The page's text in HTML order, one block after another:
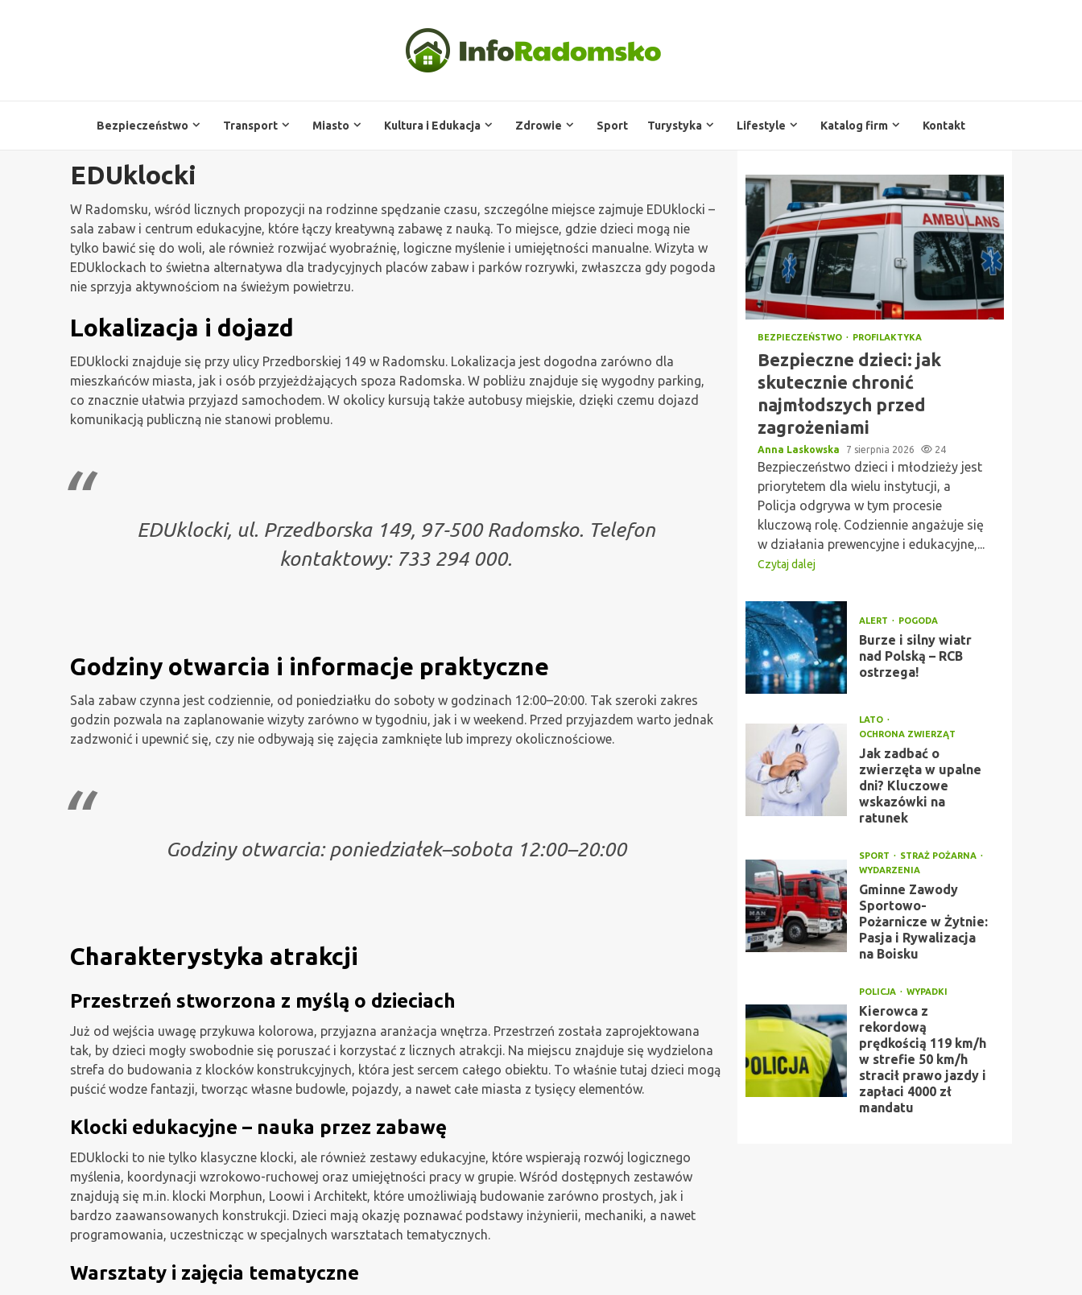
Bezpieczeństwo Transport Miasto Kultura i Edukacja Zdrowie Sport Turystyka Lifestyle Katalog firm Kontakt
EDUklocki
W Radomsku, wśród licznych propozycji na rodzinne spędzanie czasu, szczególne miejsce zajmuje EDUklocki –
sala zabaw i centrum edukacyjne, które łączy kreatywną zabawę z nauką. To miejsce, gdzie dzieci mogą nie
tylko bawić się do woli, ale również rozwijać wyobraźnię, logiczne myślenie i umiejętności manualne. Wizyta w
EDUklockach to świetna alternatywa dla tradycyjnych placów zabaw i parków rozrywki, zwłaszcza gdy pogoda
nie sprzyja aktywnościom na świeżym powietrzu.
Lokalizacja i dojazd
EDUklocki znajduje się przy ulicy Przedborskiej 149 w Radomsku. Lokalizacja jest dogodna zarówno dla
mieszkańców miasta, jak i osób przyjeżdżających spoza Radomska. W pobliżu znajduje się wygodny parking,
co znacznie ułatwia przyjazd samochodem. W okolicy kursują także autobusy miejskie, dzięki czemu dojazd
komunikacją publiczną nie stanowi problemu.
EDUklocki, ul. Przedborska 149, 97-500 Radomsko. Telefon
kontaktowy: 733 294 000.
Godziny otwarcia i informacje praktyczne
Sala zabaw czynna jest codziennie, od poniedziałku do soboty w godzinach 12:00–20:00. Tak szeroki zakres
godzin pozwala na zaplanowanie wizyty zarówno w tygodniu, jak i w weekend. Przed przyjazdem warto jednak
zadzwonić i upewnić się, czy nie odbywają się zajęcia zamknięte lub imprezy okolicznościowe.
Godziny otwarcia: poniedziałek–sobota 12:00–20:00
Charakterystyka atrakcji
Przestrzeń stworzona z myślą o dzieciach
Już od wejścia uwagę przykuwa kolorowa, przyjazna aranżacja wnętrza. Przestrzeń została zaprojektowana
tak, by dzieci mogły swobodnie się poruszać i korzystać z licznych atrakcji. Na miejscu znajduje się wydzielona
strefa do budowania z klocków konstrukcyjnych, która jest sercem całego obiektu. To właśnie tutaj dzieci mogą
puścić wodze fantazji, tworząc własne budowle, pojazdy, a nawet całe miasta z tysięcy elementów.
Klocki edukacyjne – nauka przez zabawę
EDUklocki to nie tylko klasyczne klocki, ale również zestawy edukacyjne, które wspierają rozwój logicznego
myślenia, koordynacji wzrokowo-ruchowej oraz umiejętności pracy w grupie. Wśród dostępnych zestawów
znajdują się m.in. klocki Morphun, Loowi i Architekt, które umożliwiają budowanie zarówno prostych, jak i
bardzo zaawansowanych konstrukcji. Dzieci mają okazję poznawać podstawy inżynierii, mechaniki, a nawet
programowania, uczestnicząc w specjalnych warsztatach tematycznych.
Warsztaty i zajęcia tematyczne
BEZPIECZEŃSTWO PROFILAKTYKA
Bezpieczne dzieci: jak
skutecznie chronić
najmłodszych przed
zagrożeniami
Anna Laskowska 7 sierpnia 2026 24
Bezpieczeństwo dzieci i młodzieży jest
priorytetem dla wielu instytucji, a
Policja odgrywa w tym procesie
kluczową rolę. Codziennie angażuje się
w działania prewencyjne i edukacyjne,...
Czytaj dalej
ALERT POGODA
Burze i silny wiatr
nad Polską – RCB
ostrzega!
LATO
OCHRONA ZWIERZĄT
Jak zadbać o
zwierzęta w upalne
dni? Kluczowe
wskazówki na
ratunek
SPORT
STRAŻ POŻARNA
WYDARZENIA
Gminne Zawody
Sportowo-
Pożarnicze w Żytnie:
Pasja i Rywalizacja
na Boisku
POLICJA WYPADKI
Kierowca z
rekordową
prędkością 119 km/h
w strefie 50 km/h
stracił prawo jazdy i
zapłaci 4000 zł
mandatu